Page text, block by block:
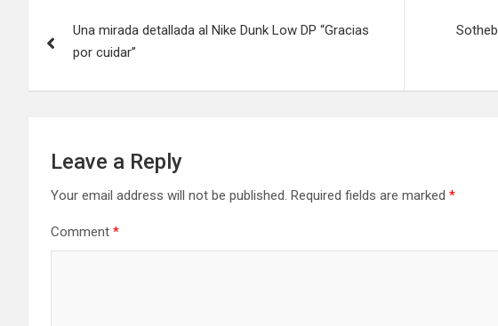
navigation
Una mirada detallada al Nike Dunk Low DP “Gracias
por cuidar”
Leave a Reply
Your email address will not be published. Required fields are marked *
Comment *